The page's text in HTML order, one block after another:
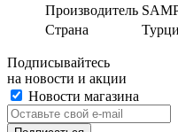
Производитель
Страна
Подписывайтесь
на новости и акции
Новости магазина